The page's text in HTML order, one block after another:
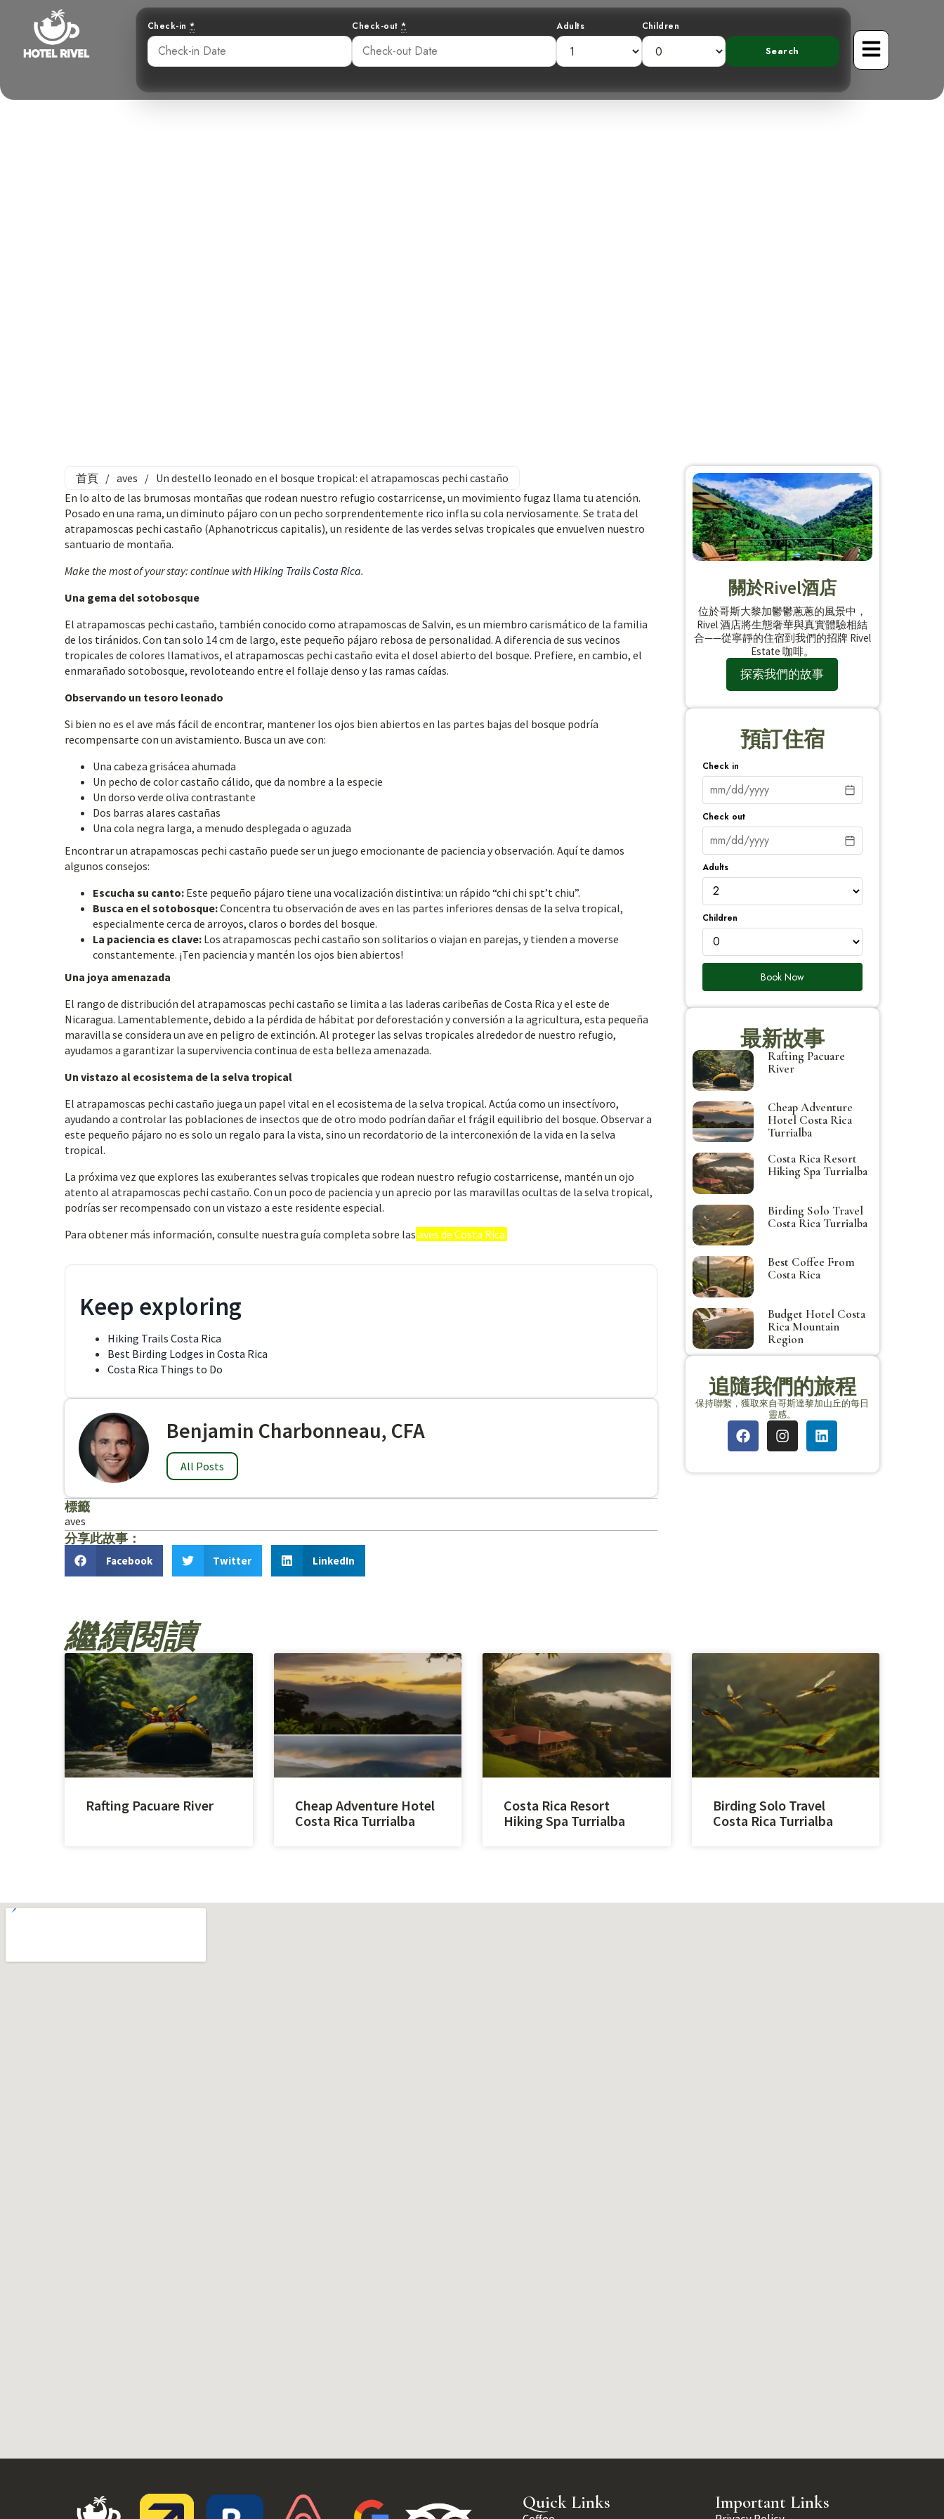
Check-in * Check-out * Adults Children
首頁 / aves / Un destello leonado en el bosque tropical: el atrapamoscas pechi castaño
En lo alto de las brumosas montañas que rodean nuestro refugio costarricense, un movimiento fugaz llama tu atención.
Posado en una rama, un diminuto pájaro con un pecho sorprendentemente rico infla su cola nerviosamente. Se trata del
atrapamoscas pechi castaño (Aphanotriccus capitalis), un residente de las verdes selvas tropicales que envuelven nuestro
santuario de montaña.
Make the most of your stay: continue withHiking Trails Costa Rica.
Una gema del sotobosque
El atrapamoscas pechi castaño, también conocido como atrapamoscas de Salvin, es un miembro carismático de la familia
de los tiránidos. Con tan solo 14 cm de largo, este pequeño pájaro rebosa de personalidad. A diferencia de sus vecinos
tropicales de colores llamativos, el atrapamoscas pechi castaño evita el dosel abierto del bosque. Prefiere, en cambio, el
enmarañado sotobosque, revoloteando entre el follaje denso y las ramas caídas.
Observando un tesoro leonado
Si bien no es el ave más fácil de encontrar, mantener los ojos bien abiertos en las partes bajas del bosque podría
recompensarte con un avistamiento. Busca un ave con:
Una cabeza grisácea ahumada
Un pecho de color castaño cálido, que da nombre a la especie
Un dorso verde oliva contrastante
Dos barras alares castañas
Una cola negra larga, a menudo desplegada o aguzada
Encontrar un atrapamoscas pechi castaño puede ser un juego emocionante de paciencia y observación. Aquí te damos
algunos consejos:
Escucha su canto: Este pequeño pájaro tiene una vocalización distintiva: un rápido “chi chi spt’t chiu”.
Busca en el sotobosque:Concentra tu observación de aves en las partes inferiores densas de la selva tropical,
especialmente cerca de arroyos, claros o bordes del bosque.
La paciencia es clave: Los atrapamoscas pechi castaño son solitarios o viajan en parejas, y tienden a moverse
constantemente. ¡Ten paciencia y mantén los ojos bien abiertos!
Una joya amenazada
El rango de distribución del atrapamoscas pechi castaño se limita a las laderas caribeñas de Costa Rica y el este de
Nicaragua. Lamentablemente, debido a la pérdida de hábitat por deforestación y conversión a la agricultura, esta pequeña
maravilla se considera un ave en peligro de extinción. Al proteger las selvas tropicales alrededor de nuestro refugio,
ayudamos a garantizar la supervivencia continua de esta belleza amenazada.
Un vistazo al ecosistema de la selva tropical
El atrapamoscas pechi castaño juega un papel vital en el ecosistema de la selva tropical. Actúa como un insectívoro,
ayudando a controlar las poblaciones de insectos que de otro modo podrían dañar el frágil equilibrio del bosque. Observar a
este pequeño pájaro no es solo un regalo para la vista, sino un recordatorio de la interconexión de la vida en la selva
tropical.
La próxima vez que explores las exuberantes selvas tropicales que rodean nuestro refugio costarricense, mantén un ojo
atento al atrapamoscas pechi castaño. Con un poco de paciencia y un aprecio por las maravillas ocultas de la selva tropical,
podrías ser recompensado con un vistazo a este residente especial.
Para obtener más información, consulte nuestra guía completa sobre las aves de Costa Rica.
Keep exploring
Hiking Trails Costa Rica
Best Birding Lodges in Costa Rica
Costa Rica Things to Do
Benjamin Charbonneau, CFA
All Posts
標籤
aves
分享此故事：
Facebook Twitter LinkedIn
關於Rivel酒店
位於哥斯大黎加鬱鬱蔥蔥的風景中，
Rivel 酒店將生態奢華與真實體驗相結
合——從寧靜的住宿到我們的招牌 Rivel
Estate 咖啡。
探索我們的故事
預訂住宿
Check in
Check out
Adults
Children
Book Now
最新故事
Rafting Pacuare
River
Cheap Adventure
Hotel Costa Rica
Turrialba
Costa Rica Resort
Hiking Spa Turrialba
Birding Solo Travel
Costa Rica Turrialba
Best Coffee From
Costa Rica
Budget Hotel Costa
Rica Mountain
Region
追隨我們的旅程
保持聯繫，獲取來自哥斯達黎加山丘的每日
靈感。
繼續閱讀
Rafting Pacuare River
Cheap Adventure Hotel
Costa Rica Turrialba
Costa Rica Resort
Hiking Spa Turrialba
Birding Solo Travel
Costa Rica Turrialba
Quick Links Important Links